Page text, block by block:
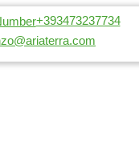
+393473237734